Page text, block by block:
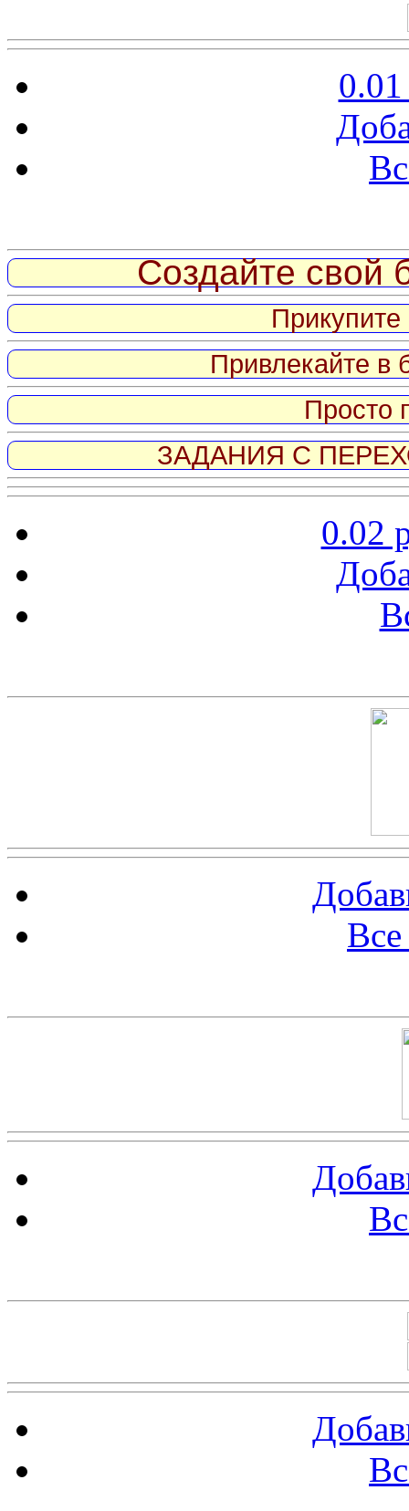
Создайте свой
Привлекайте в
Просто
ЗАДАНИЯ С
0.02